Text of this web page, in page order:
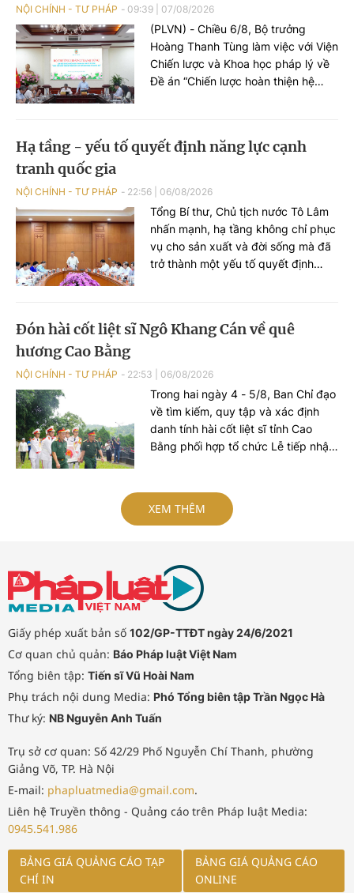
NỘI CHÍNH - TƯ PHÁP 09:39 07/08/2026
(PLVN) - Chiều 6/8, Bộ trưởng
Hoàng Thanh Tùng làm việc với Viện
Chiến lược và Khoa học pháp lý về
Đề án “Chiến lược hoàn thiện hệ
Hạ tầng - yếu tố quyết định năng lực cạnh
tranh quốc gia
NỘI CHÍNH - TƯ PHÁP 22:56 06/08/2026
Tổng Bí thư, Chủ tịch nước Tô Lâm
nhấn mạnh, hạ tầng không chỉ phục
vụ cho sản xuất và đời sống mà đã
trở thành một yếu tố quyết định
để phát triển năng lực sản xuất
Đón hài cốt liệt sĩ Ngô Khang Cán về quê
hương Cao Bằng
NỘI CHÍNH - TƯ PHÁP 22:53 06/08/2026
Trong hai ngày 4 - 5/8, Ban Chỉ đạo
về tìm kiếm, quy tập và xác định
danh tính hài cốt liệt sĩ tỉnh Cao
Bằng phối hợp tổ chức Lễ tiếp nhận
Lễ truy điệu và an táng tại Nghĩa
trang liệt sĩ Nguyên Bình, xã
XEM THÊM
Giấy phép xuất bản số 102/GP-TTĐT ngày 24/6/2021
Cơ quan chủ quản: Báo Pháp luật Việt Nam
Tổng biên tập: Tiến sĩ Vũ Hoài Nam
Phụ trách nội dung Media: Phó Tổng biên tập Trần Ngọc Hà
Thư ký: NB Nguyễn Anh Tuấn
Trụ sở cơ quan: Số 42/29 Phố Nguyễn Chí Thanh, phường
Giảng Võ, TP. Hà Nội
E-mail: phapluatmedia@gmail.com.
Liên hệ Truyền thông - Quảng cáo trên Pháp luật Media:
0945.541.986
BẢNG GIÁ QUẢNG CÁO TẠP
CHÍ IN
BẢNG GIÁ QUẢNG CÁO
ONLINE